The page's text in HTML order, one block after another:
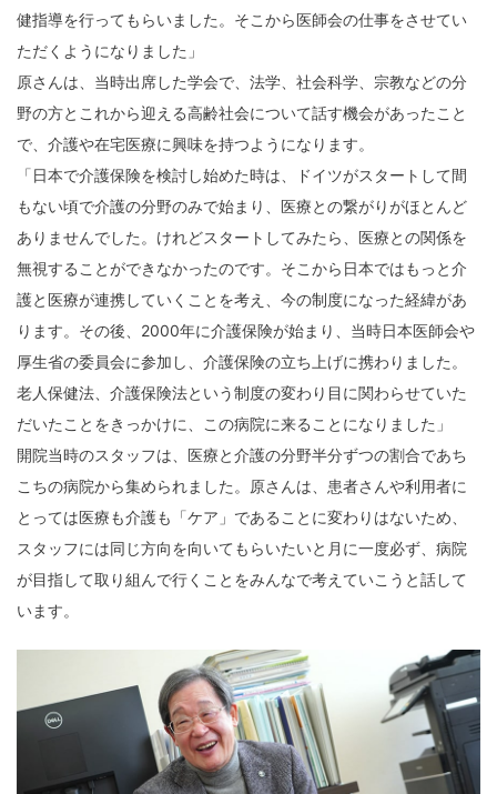
健指導を行ってもらいました。そこから医師会の仕事をさせてい
ただくようになりました」
原さんは、当時出席した学会で、法学、社会科学、宗教などの分
野の方とこれから迎える高齢社会について話す機会があったこと
で、介護や在宅医療に興味を持つようになります。
「日本で介護保険を検討し始めた時は、ドイツがスタートして間
もない頃で介護の分野のみで始まり、医療との繋がりがほとんど
ありませんでした。けれどスタートしてみたら、医療との関係を
無視することができなかったのです。そこから日本ではもっと介
護と医療が連携していくことを考え、今の制度になった経緯があ
ります。その後、2000年に介護保険が始まり、当時日本医師会や
厚生省の委員会に参加し、介護保険の立ち上げに携わりました。
老人保健法、介護保険法という制度の変わり目に関わらせていた
だいたことをきっかけに、この病院に来ることになりました」
開院当時のスタッフは、医療と介護の分野半分ずつの割合であち
こちの病院から集められました。原さんは、患者さんや利用者に
とっては医療も介護も「ケア」であることに変わりはないため、
スタッフには同じ方向を向いてもらいたいと月に一度必ず、病院
が目指して取り組んで行くことをみんなで考えていこうと話して
います。